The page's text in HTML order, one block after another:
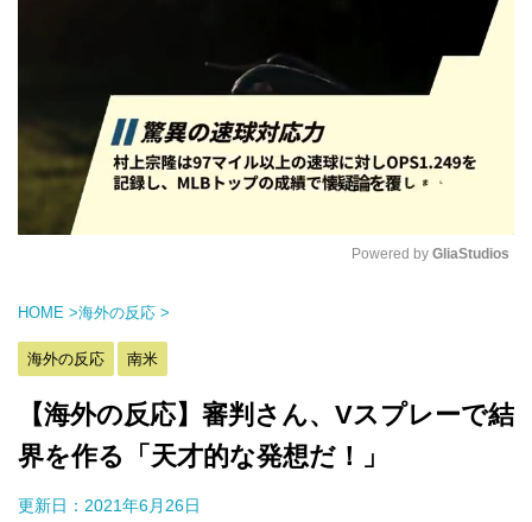
Powered by GliaStudios
HOME >海外の反応 >
海外の反応 南米
【海外の反応】審判さん、Vスプレーで結
界を作る「天才的な発想だ！」
更新日： 2021年6月26日